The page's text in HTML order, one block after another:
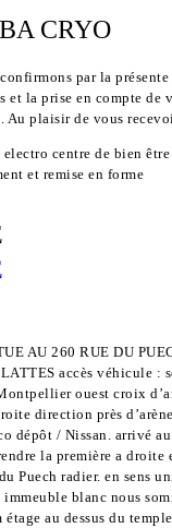
CRYO
par la
et la prise en compte de
Au plaisir de vous
AU 260 RUE DU
accès véhicule :
ouest croix
direction près
dépôt / Nissan. arrivé
la première a droite
Puech radier. en sens
immeuble blanc nous
étage au dessus du